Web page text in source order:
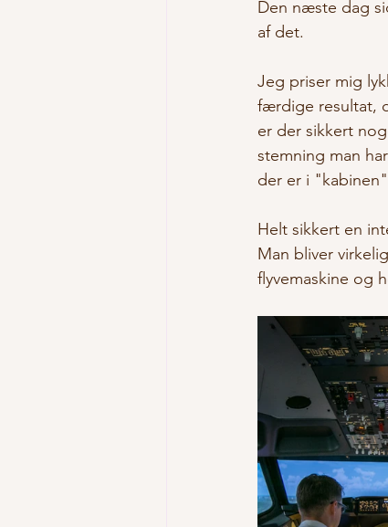
Den næste dag
af det.
Jeg priser mig
færdige resultat,
er der sikkert
stemning man
der er i "kabinen"
Helt sikkert en
Man bliver
flyvemaskine og